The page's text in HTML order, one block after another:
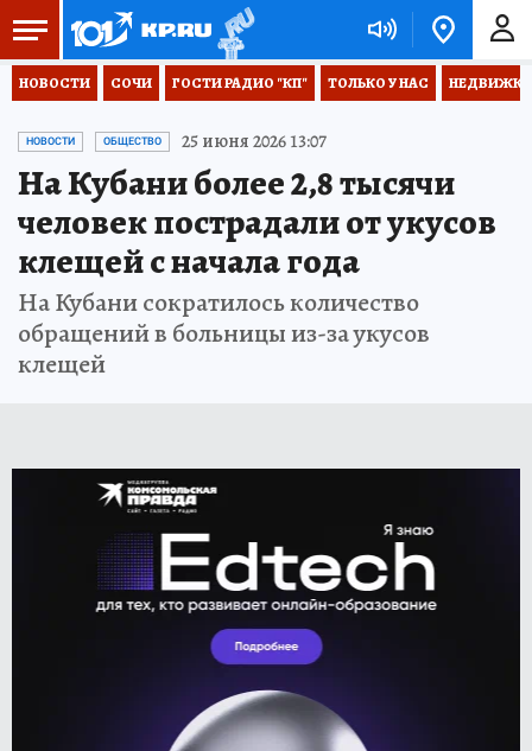
НОВОСТИ СОЧИ ГОСТИ РАДИО "КП" ТОЛЬКО У НАС НЕДВИЖКА
НОВОСТИ ОБЩЕСТВО 25 июня 2026 13:07
На Кубани более 2,8 тысячи
человек пострадали от укусов
клещей с начала года
На Кубани сократилось количество
обращений в больницы из-за укусов
клещей